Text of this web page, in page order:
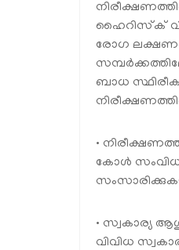
ഹൈറിസ്‌ക്
രോഗ
ബാധ
•
കോള്‍
• സ്വകാര്യ
വിവിധ